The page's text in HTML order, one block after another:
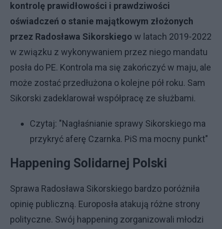
kontrolę prawidłowości i prawdziwości
oświadczeń o stanie majątkowym złożonych
przez Radosława Sikorskiego w latach 2019-2022
w związku z wykonywaniem przez niego mandatu
posła do PE. Kontrola ma się zakończyć w maju, ale
może zostać przedłużona o kolejne pół roku. Sam
Sikorski zadeklarował współpracę ze służbami.
Czytaj: "Nagłaśnianie sprawy Sikorskiego ma
przykryć aferę Czarnka. PiS ma mocny punkt"
Happening Solidarnej Polski
Sprawa Radosława Sikorskiego bardzo poróżniła
opinię publiczną. Europosła atakują różne strony
polityczne. Swój happening zorganizowali młodzi